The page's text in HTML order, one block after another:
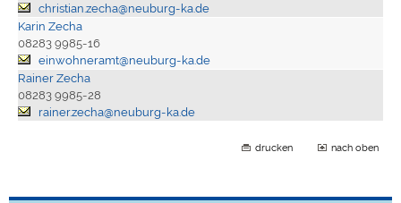
christian.zecha@neuburg-ka.de
Karin Zecha
08283 9985-16
einwohneramt@neuburg-ka.de
Rainer Zecha
08283 9985-28
rainer.zecha@neuburg-ka.de
drucken nach oben